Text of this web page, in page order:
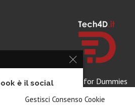
Gestisci Consenso Cookie
Tech for Dummies
è il social